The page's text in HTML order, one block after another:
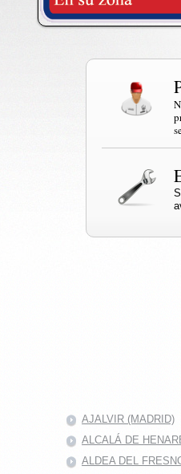
AJALVIR (MADRID)
ALCALÁ DE
ALDEA DEL